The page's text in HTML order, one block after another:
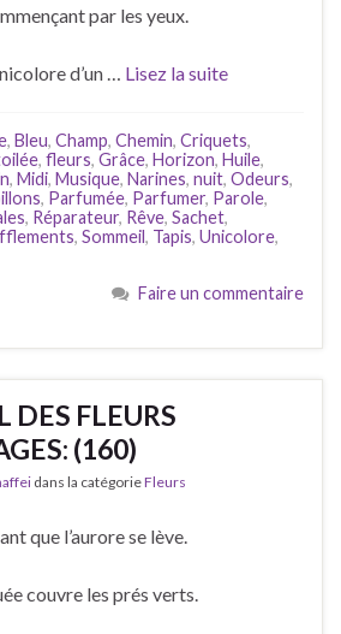
par les yeux.
d’un … Lisez la suite
, Bleu, Champ, Chemin, Criquets,
, fleurs, Grâce, Horizon, Huile,
, Midi, Musique, Narines, nuit, Odeurs,
, Parfumée, Parfumer, Parole,
, Réparateur, Rêve, Sachet,
, Sommeil, Tapis, Unicolore,
Faire un commentaire
DES FLEURS
(160)
dans la catégorieFleurs
que l’aurore se lève.
couvre les prés verts.